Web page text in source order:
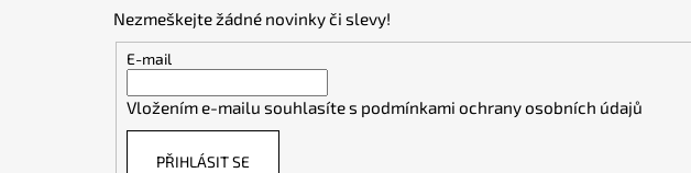
Nezmeškejte žádné novinky či slevy!
E-mail
Vložením e-mailu souhlasíte s podmínkami ochrany osobních údajů
PŘIHLÁSIT SE